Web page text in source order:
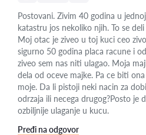
Postovani. Zivim 40 godina u
katastru jos nekoliko njih. To se
Moj otac je ziveo u toj kuci ceo
sigurno 50 godina placa racune i
ziveo sem nas niti ulagao. Moja
dela od oceve majke. Pa ce biti
moje. Da li pistoji neki nacin za
odrzaja ili necega drugog?Posto je
ozbiljnije ulaganje u kucu.
Pređi na odgovor